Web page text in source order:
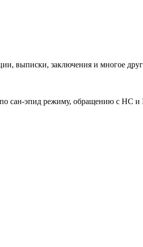
выписки, заключения и многое
сан-эпид режиму, обращению с НС